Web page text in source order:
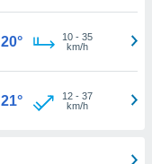
20° 10- 35
km/h
21° 12- 37
km/h